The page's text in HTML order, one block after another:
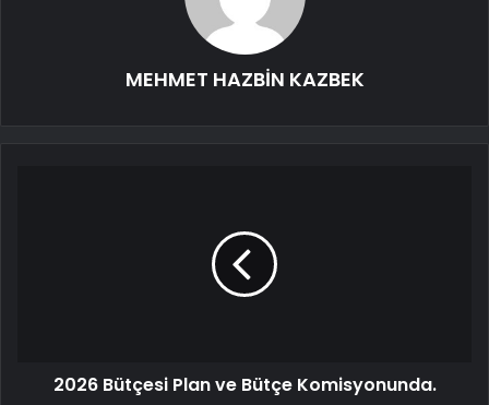
MEHMET HAZBİN KAZBEK
2026 Bütçesi Plan ve Bütçe Komisyonunda.